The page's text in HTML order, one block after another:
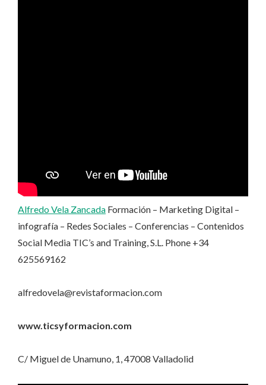
Alfredo Vela Zancada Formación – Marketing Digital –
infografía – Redes Sociales – Conferencias – Contenidos
Social Media TIC’s and Training, S.L. Phone +34
625569162
alfredovela@revistaformacion.com
www.ticsyformacion.com
C/ Miguel de Unamuno, 1, 47008 Valladolid